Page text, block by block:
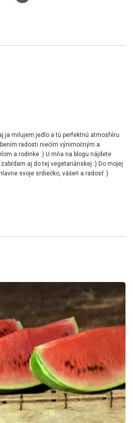
ja milujem jedlo a tú perfektnú atmosféru
radosti niečím výnimočným a
a rodinke :) U mňa na blogu nájdete
aj do tej vegetariánskej :) Do mojej
svoje srdiečko, vášeň a radosť :)